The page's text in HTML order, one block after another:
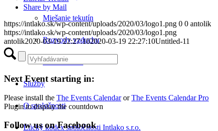
Miešanie tekutín
Rozvody vzduchu
Príslušenstvo
Služby
O spoločnosti
Etický kódex spoločnosti Intlako s.r.o.
Share by Mail
https://intlako.sk/wp-content/uploads/2020/03/logo1.png 0 0 antolik
https://intlako.sk/wp-content/uploads/2020/03/logo1.png
antolik2020-03-19 22:27:102020-03-19 22:27:10Untitled-11
Next Event starting in:
Please install the The Events CalendarorThe Events Calendar Pro
Plugin to display the countdown
Follow us on Facebook